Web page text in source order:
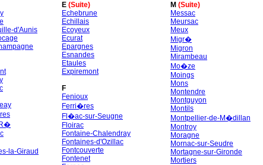
d'Aunis
la-Giraud
E (Suite)
Echebrune
Echillais
Ecoyeux
Ecurat
Epargnes
Esnandes
Etaules
Expiremont
F
Fenioux
Ferri�res
Fl�ac-sur-Seugne
Floirac
Fontaine-Chalendray
Fontaines-d'Ozillac
Fontcouverte
Fontenet
M (Suite)
Messac
Meursac
Meux
Migr�
Migron
Mirambeau
Mo�ze
Moings
Mons
Montendre
Montguyon
Montils
Montpellier-de-M�dillan
Montroy
Moragne
Mornac-sur-Seudre
Mortagne-sur-Gironde
Mortiers